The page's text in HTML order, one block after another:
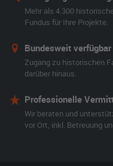
Mehr als 4.300
Fundus für Ihre Projekte.
Bundesweit verfügbar
Zugang zu historischen
darüber hinaus.
Professionelle
Wir beraten und
vor Ort, inkl. Betreuung